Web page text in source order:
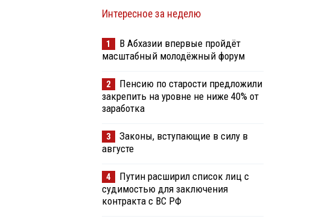
Интересное за неделю
1
В Абхазии впервые пройдёт
масштабный молодёжный форум
2
Пенсию по старости предложили
закрепить на уровне не ниже 40% от
заработка
3
Законы, вступающие в силу в
августе
4
Путин расширил список лиц с
судимостью для заключения
контракта с ВС РФ